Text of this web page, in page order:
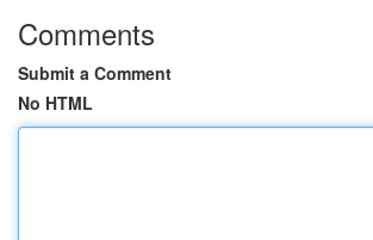
Comments
Submit a Comment
No HTML